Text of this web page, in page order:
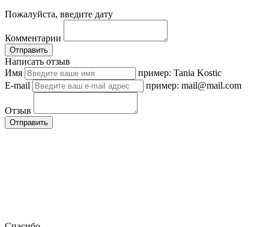
Пожалуйста, введите дату
Комментарии
Отправить
Написать отзыв
Имя
пример: Tania Kostic
E-mail
пример: mail@mail.com
Отзыв
Отправить